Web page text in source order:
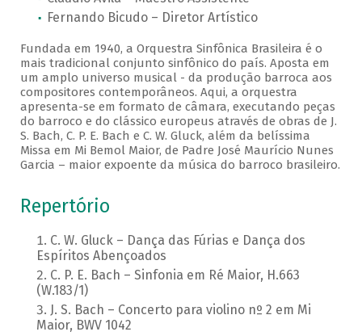
Fernando Bicudo – Diretor Artístico
Fundada em 1940, a Orquestra Sinfônica Brasileira é o
mais tradicional conjunto sinfônico do país. Aposta em
um amplo universo musical - da produção barroca aos
compositores contemporâneos. Aqui, a orquestra
apresenta-se em formato de câmara, executando peças
do barroco e do clássico europeus através de obras de J.
S. Bach, C. P. E. Bach e C. W. Gluck, além da belíssima
Missa em Mi Bemol Maior, de Padre José Maurício Nunes
Garcia – maior expoente da música do barroco brasileiro.
Repertório
C. W. Gluck – Dança das Fúrias e Dança dos
Espíritos Abençoados
C. P. E. Bach – Sinfonia em Ré Maior, H.663
(W.183/1)
J. S. Bach – Concerto para violino nº 2 em Mi
Maior, BWV 1042